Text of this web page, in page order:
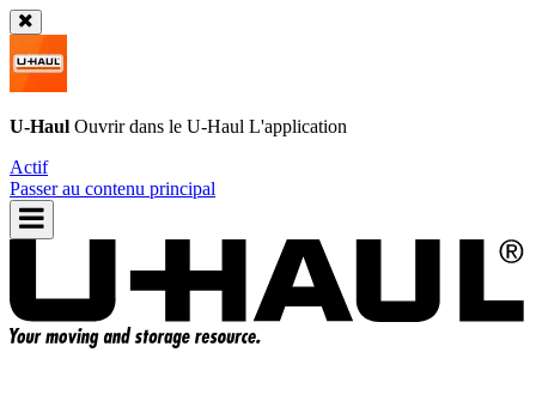
U-Haul Ouvrir dans le U-Haul L'application
Actif
Passer au contenu principal